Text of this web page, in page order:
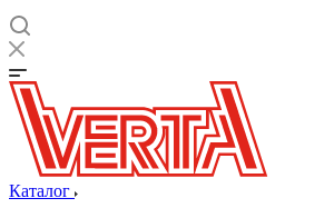
Каталог